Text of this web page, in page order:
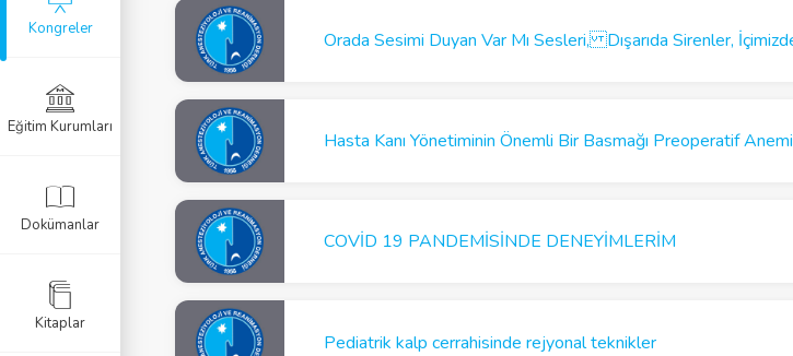
Hasta Kanı Yönetiminin Önemli Bir Basmağı Preoperatif Anemi
COVİD 19 PANDEMİSİNDE DENEYİMLERİM
Pediatrik kalp cerrahisinde rejyonal teknikler
Kongreler
Eğitim Kurumları
Dokümanlar
Kitaplar
Formu
Programlar